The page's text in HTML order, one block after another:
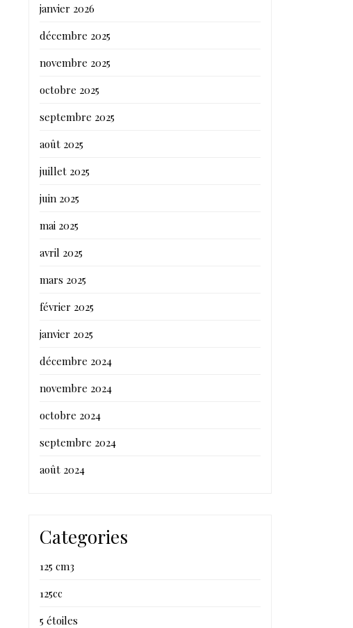
janvier 2026
décembre 2025
novembre 2025
octobre 2025
septembre 2025
août 2025
juillet 2025
juin 2025
mai 2025
avril 2025
mars 2025
février 2025
janvier 2025
décembre 2024
novembre 2024
octobre 2024
septembre 2024
août 2024
Categories
125 cm3
125cc
5 étoiles